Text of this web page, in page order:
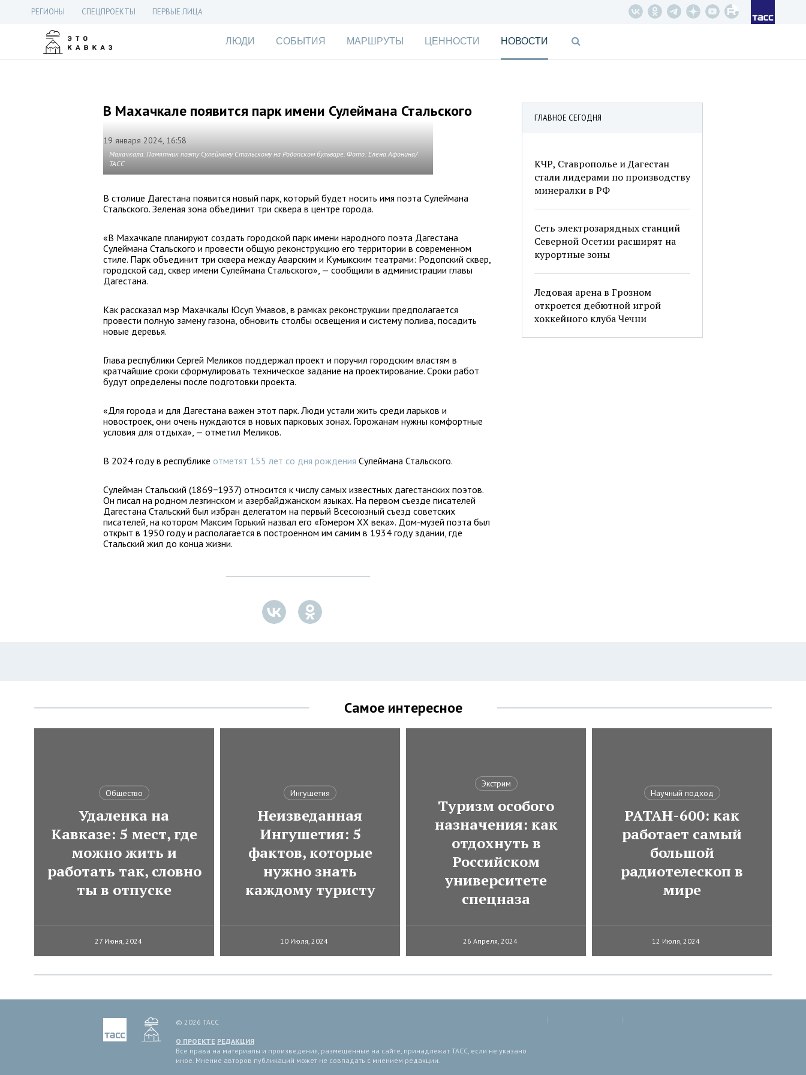
РЕГИОНЫ СПЕЦПРОЕКТЫ ПЕРВЫЕ ЛИЦА
ЛЮДИ СОБЫТИЯ МАРШРУТЫ ЦЕННОСТИ НОВОСТИ
ГЛАВНОЕ СЕГОДНЯ
КЧР, Ставрополье и Дагестан
стали лидерами по производству
минералки в РФ
Сеть электрозарядных станций
Северной Осетии расширят на
курортные зоны
Ледовая арена в Грозном
откроется дебютной игрой
хоккейного клуба Чечни
В Махачкале появится парк имени Сулеймана Стальского
19 января 2024, 16:58
Махачкала. Памятник поэту Сулейману Стальскому на Родопском бульваре. Фото: Елена Афонина/
ТАСС
В столице Дагестана появится новый парк, который будет носить имя поэта Сулеймана
Стальского. Зеленая зона объединит три сквера в центре города.
«В Махачкале планируют создать городской парк имени народного поэта Дагестана
Сулеймана Стальского и провести общую реконструкцию его территории в современном
стиле. Парк объединит три сквера между Аварским и Кумыкским театрами: Родопский сквер,
городской сад, сквер имени Сулеймана Стальского», — сообщили в администрации главы
Дагестана.
Как рассказал мэр Махачкалы Юсуп Умавов, в рамках реконструкции предполагается
провести полную замену газона, обновить столбы освещения и систему полива, посадить
новые деревья.
Глава республики Сергей Меликов поддержал проект и поручил городским властям в
кратчайшие сроки сформулировать техническое задание на проектирование. Сроки работ
будут определены после подготовки проекта.
«Для города и для Дагестана важен этот парк. Люди устали жить среди ларьков и
новостроек, они очень нуждаются в новых парковых зонах. Горожанам нужны комфортные
условия для отдыха», — отметил Меликов.
В 2024 году в республике отметят 155 лет со дня рождения Сулеймана Стальского.
Сулейман Стальский (1869−1937) относится к числу самых известных дагестанских поэтов.
Он писал на родном лезгинском и азербайджанском языках. На первом съезде писателей
Дагестана Стальский был избран делегатом на первый Всесоюзный съезд советских
писателей, на котором Максим Горький назвал его «Гомером XX века». Дом-музей поэта был
открыт в 1950 году и располагается в построенном им самим в 1934 году здании, где
Стальский жил до конца жизни.
Самое интересное
Общество
Удаленка на
Кавказе: 5 мест, где
можно жить и
работать так, словно
ты в отпуске
27 Июня, 2024
Ингушетия
Неизведанная
Ингушетия: 5
фактов, которые
нужно знать
каждому туристу
10 Июля, 2024
Экстрим
Туризм особого
назначения: как
отдохнуть в
Российском
университете
спецназа
26 Апреля, 2024
Научный подход
РАТАН-600: как
работает самый
большой
радиотелескоп в
мире
12 Июля, 2024
© 2026 ТАСС
О ПРОЕКТЕ РЕДАКЦИЯ
Все права на материалы и произведения, размещенные на сайте, принадлежат ТАСС, если не указано
иное. Мнение авторов публикаций может не совпадать с мнением редакции.